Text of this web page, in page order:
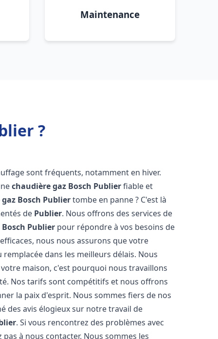
Maintenance
?
sont fréquents, notamment en hiver.
chaudière gaz Bosch Publierfiable et
Bosch Publiertombe en panne ? C'est là
de Publier. Nous offrons des services de
Publier pour répondre à vos besoins de
nous nous assurons que votre
dans les meilleurs délais. Nous
maison, c'est pourquoi nous travaillons
Nos tarifs sont compétitifs et nous offrons
la paix d'esprit. Nous sommes fiers de nos
des avis élogieux sur notre travail de
. Si vous rencontrez des problèmes avec
pas à nous contacter. Nous sommes les